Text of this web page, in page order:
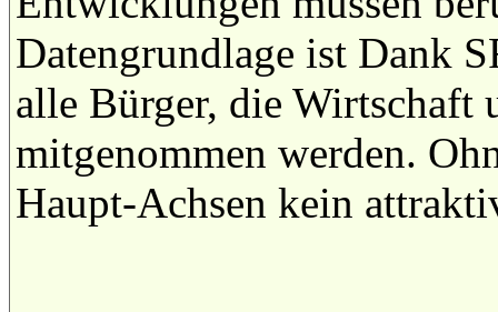
Datengrundlage ist Dank
alle Bürger, die Wirtschaft
mitgenommen werden.
Haupt-Achsen kein